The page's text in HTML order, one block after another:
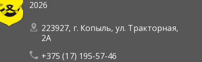
2026
223927, г. Копыль, ул. Тракторная,
2А
+375 (17) 195-57-46